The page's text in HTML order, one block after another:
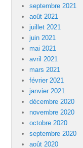
septembre 2021
août 2021
juillet 2021
juin 2021
mai 2021
avril 2021
mars 2021
février 2021
janvier 2021
décembre 2020
novembre 2020
octobre 2020
septembre 2020
août 2020